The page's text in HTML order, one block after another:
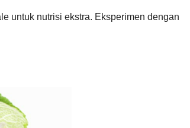
untuk nutrisi ekstra. Eksperimen dengan